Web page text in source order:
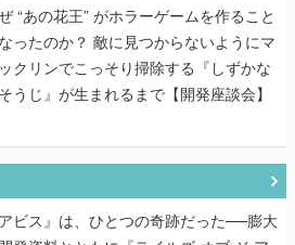
“あの花王” がホラーゲームを作ること
のか？ 敵に見つからないようにマ
クリンでこっそり掃除する『しずかな
うじ』が生まれるまで【開発座談会】
アビス』は、ひとつの奇跡だった──膨大